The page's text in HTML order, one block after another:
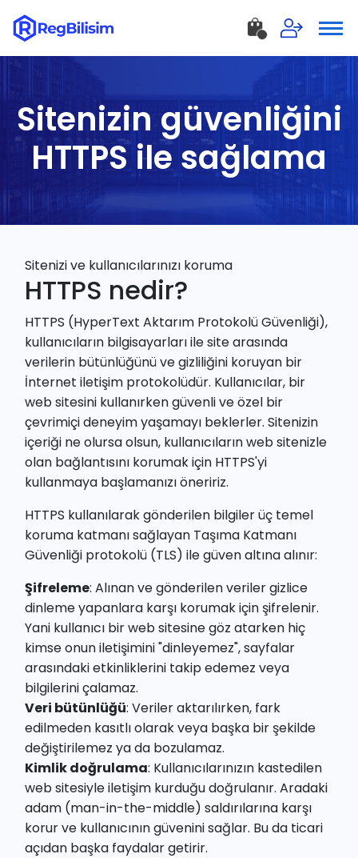
Sitenizin güvenliğini
HTTPS ile sağlama
Sitenizi ve kullanıcılarınızı koruma
HTTPS nedir?
HTTPS (HyperText Aktarım Protokolü Güvenliği),
kullanıcıların bilgisayarları ile site arasında
verilerin bütünlüğünü ve gizliliğini koruyan bir
İnternet iletişim protokolüdür. Kullanıcılar, bir
web sitesini kullanırken güvenli ve özel bir
çevrimiçi deneyim yaşamayı beklerler. Sitenizin
içeriği ne olursa olsun, kullanıcıların web sitenizle
olan bağlantısını korumak için HTTPS'yi
kullanmaya başlamanızı öneririz.
HTTPS kullanılarak gönderilen bilgiler üç temel
koruma katmanı sağlayan Taşıma Katmanı
Güvenliği protokolü (TLS) ile güven altına alınır:
Şifreleme: Alınan ve gönderilen veriler gizlice
dinleme yapanlara karşı korumak için şifrelenir.
Yani kullanıcı bir web sitesine göz atarken hiç
kimse onun iletişimini "dinleyemez", sayfalar
arasındaki etkinliklerini takip edemez veya
bilgilerini çalamaz.
Veri bütünlüğü: Veriler aktarılırken, fark
edilmeden kasıtlı olarak veya başka bir şekilde
değiştirilemez ya da bozulamaz.
Kimlik doğrulama: Kullanıcılarınızın kastedilen
web sitesiyle iletişim kurduğu doğrulanır.Aradaki
adam (man-in-the-middle) saldırılarına karşı
korur ve kullanıcının güvenini sağlar. Bu da ticari
açıdan başka faydalar getirir.